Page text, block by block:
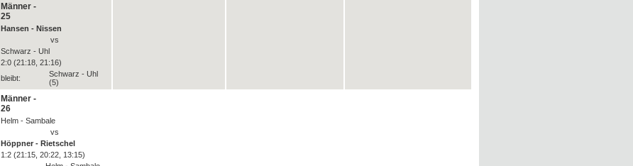
Männer -
25
Hansen - Nissen
vs
Schwarz - Uhl
2:0 (21:18, 21:16)
bleibt:
Schwarz - Uhl
(5)
Männer -
26
Helm - Sambale
vs
Höppner - Rietschel
1:2 (21:15, 20:22, 13:15)